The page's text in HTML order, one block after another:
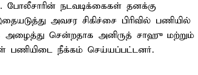
போலீசாரின் நடவடிக்கைகள் தனக்கு
அவசர சிகிச்சை பிரிவில் பணியில்
அழைத்து சென்றதாக அனிருத் சாஹு மற்றும்
நீக்கம் செய்யப்பட்டனர்.